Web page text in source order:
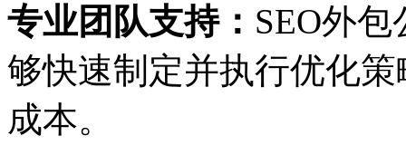
专业团队支持： SEO外
够快速制定并执行优化
成本。